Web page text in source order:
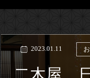
2023.01.11